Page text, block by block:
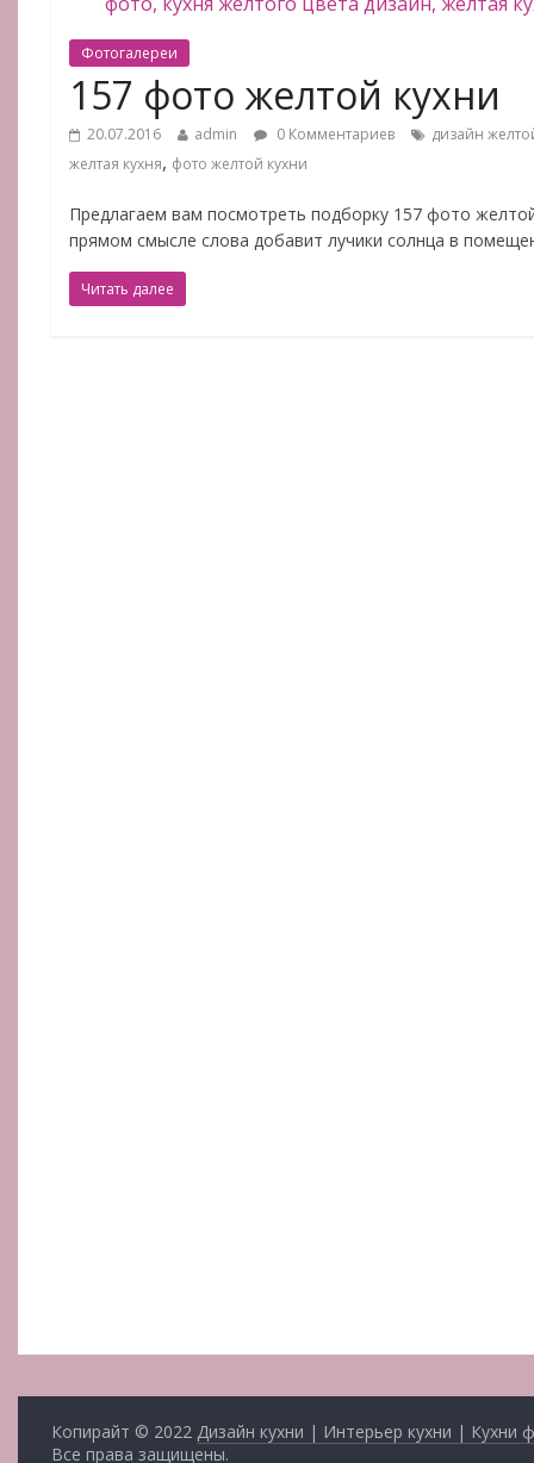
Фотогалереи
157 фото желтой кухни
20.07.2016 admin 0 Комментариев
дизайн
желтая кухня, фото желтой кухни
Предлагаем вам посмотреть подборку 157 фото
прямом смысле слова добавит лучики солнца в
Читать далее
Копирайт © 2022 Дизайн кухни | Интерьер кухни | Кухни
Все права защищены.